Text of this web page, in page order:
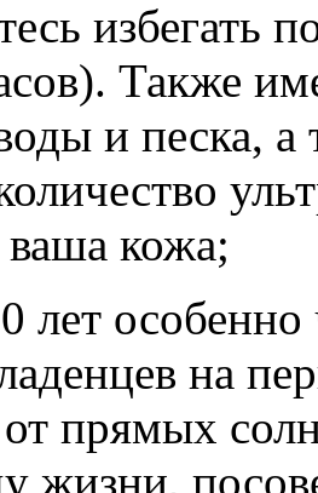
избегать
Также
и песка, а
кожа;
лет
на
прямых
жизни,